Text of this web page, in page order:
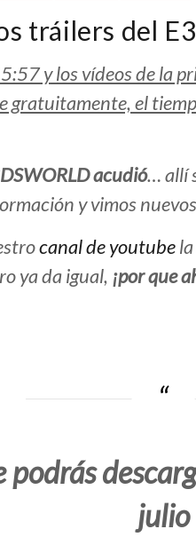
tráilers del
y los vídeos de la
gratuitamente, el
acudió… allí
y vimos
canal de youtube
ya da igual, ¡por que
podrás
julio